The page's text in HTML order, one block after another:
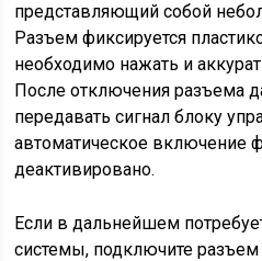
представляющий собой
Разъем фиксируется
необходимо нажать и
После отключения разъема
передавать сигнал блоку
автоматическое включение
деактивировано.
Если в дальнейшем
системы, подключите разъем